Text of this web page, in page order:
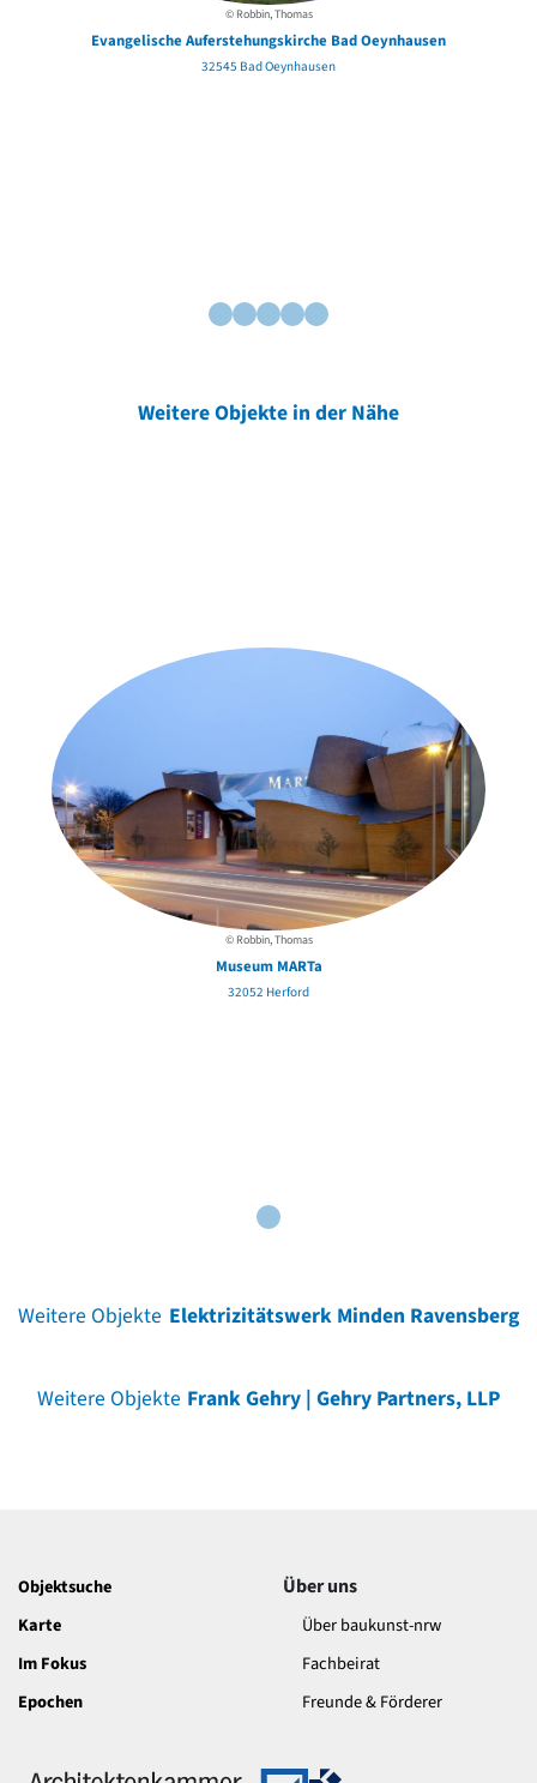
© Robbin, Thomas
Evangelische Auferstehungskirche Bad Oeynhausen
32545 Bad Oeynhausen
Weitere Objekte in der Nähe
© Robbin, Thomas
Museum MARTa
32052 Herford
Weitere Objekte Elektrizitätswerk Minden Ravensberg
Weitere Objekte Frank Gehry | Gehry Partners, LLP
Objektsuche
Karte
Im Fokus
Epochen
Über uns
Über baukunst-nrw
Fachbeirat
Freunde & Förderer